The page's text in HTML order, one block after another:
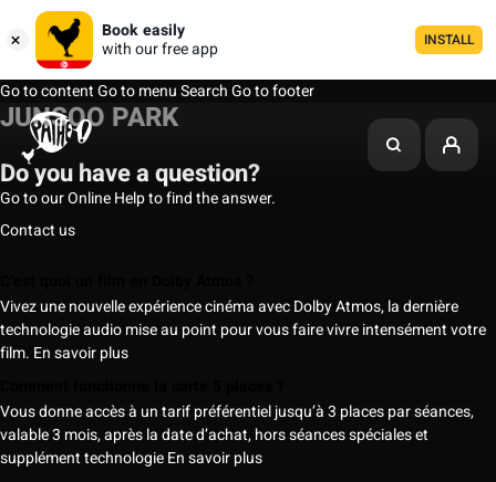
Book easily
with our free app
INSTALL
Go to contentGo to menuSearchGo to footer
JUNSOO PARK
Do you have a question?
Go to our Online Help to find the answer.
Contact us
Vivez une nouvelle expérience cinéma avec Dolby Atmos, la dernière
technologie audio mise au point pour vous faire vivre intensément votre
film. En savoir plus
Vous donne accès à un tarif préférentiel jusqu’à 3 places par séances,
valable 3 mois, après la date d’achat, hors séances spéciales et
supplément technologieEn savoir plus